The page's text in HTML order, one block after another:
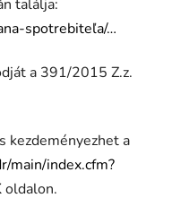
találja:
spotrebiteľa/…
a 391/2015 Z.z.
kezdeményezhet a
main/index.cfm?
oldalon.